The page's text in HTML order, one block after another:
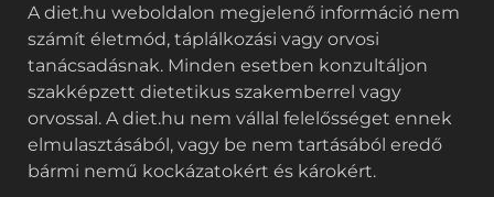
A diet.hu weboldalon megjelenő információ nem
számít életmód, táplálkozási vagy orvosi
tanácsadásnak. Minden esetben konzultáljon
szakképzett dietetikus szakemberrel vagy
orvossal. A diet.hu nem vállal felelősséget ennek
elmulasztásából, vagy be nem tartásából eredő
bármi nemű kockázatokért és károkért.